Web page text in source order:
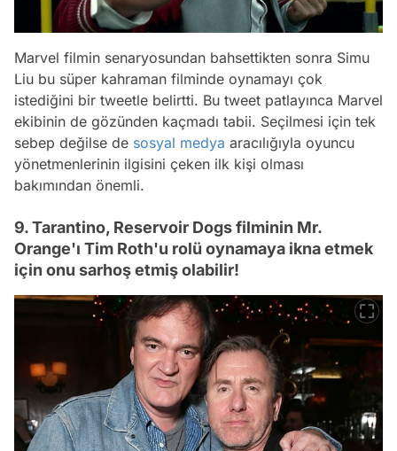
Marvel filmin senaryosundan bahsettikten sonra Simu
Liu bu süper kahraman filminde oynamayı çok
istediğini bir tweetle belirtti. Bu tweet patlayınca Marvel
ekibinin de gözünden kaçmadı tabii. Seçilmesi için tek
sebep değilse de sosyal medya aracılığıyla oyuncu
yönetmenlerinin ilgisini çeken ilk kişi olması
bakımından önemli.
9. Tarantino, Reservoir Dogs filminin Mr.
Orange'ı Tim Roth'u rolü oynamaya ikna etmek
için onu sarhoş etmiş olabilir!